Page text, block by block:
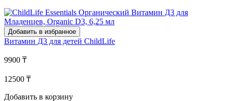
Добавить в избранное
Витамин Д3 для детей ChildLife
9900 ₸
12500 ₸
Добавить в корзину